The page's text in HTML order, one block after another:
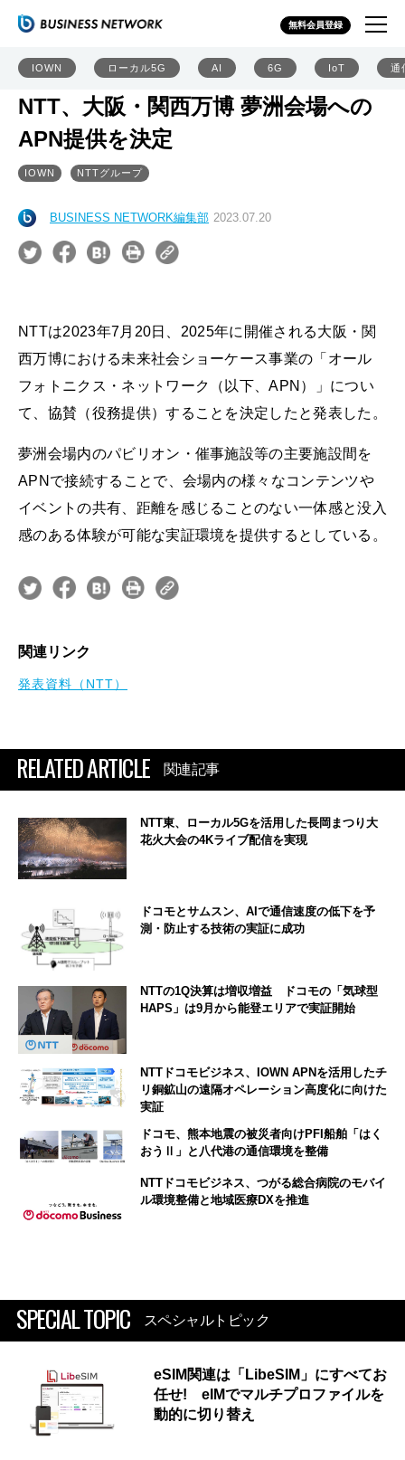
無料会員登録
IOWN ローカル5G AI 6G IoT 通
NTT、大阪・関西万博 夢洲会場への
APN提供を決定
IOWN NTTグループ
BUSINESS NETWORK編集部 2023.07.20
NTTは2023年7月20日、2025年に開催される大阪・関
西万博における未来社会ショーケース事業の「オール
フォトニクス・ネットワーク（以下、APN）」につい
て、協賛（役務提供）することを決定したと発表した。
夢洲会場内のパビリオン・催事施設等の主要施設間を
APNで接続することで、会場内の様々なコンテンツや
イベントの共有、距離を感じることのない一体感と没入
感のある体験が可能な実証環境を提供するとしている。
関連リンク
発表資料（NTT）
RELATED ARTICLE 関連記事
NTT東、ローカル5Gを活用した長岡まつり大
花火大会の4Kライブ配信を実現
ドコモとサムスン、AIで通信速度の低下を予
測・防止する技術の実証に成功
NTTの1Q決算は増収増益 ドコモの「気球型
HAPS」は9月から能登エリアで実証開始
NTTドコモビジネス、IOWN APNを活用したチ
リ銅鉱山の遠隔オペレーション高度化に向けた
実証
ドコモ、熊本地震の被災者向けPFI船舶「はく
おうⅡ」と八代港の通信環境を整備
NTTドコモビジネス、つがる総合病院のモバイ
ル環境整備と地域医療DXを推進
SPECIAL TOPIC スペシャルトピック
eSIM関連は「LibeSIM」にすべてお
任せ! eIMでマルチプロファイルを
動的に切り替え